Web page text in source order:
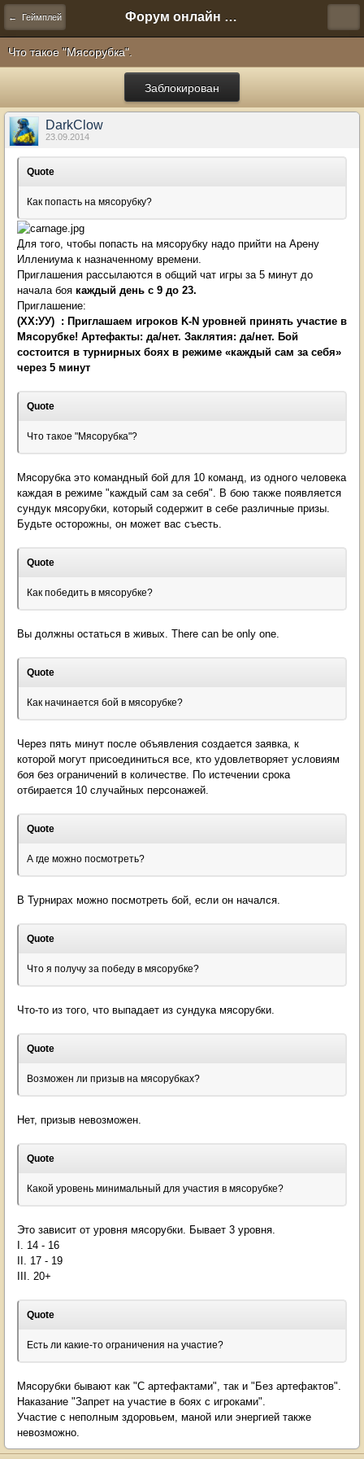
← Геймплей Форум онлайн игры "Новая Эра" (Нюра Биз)
Что такое "Мясорубка".
Заблокирован
DarkClow
23.09.2014
Quote
Как попасть на мясорубку?
Для того, чтобы попасть на мясорубку надо прийти на Арену
Иллениума к назначенному времени.
Приглашения рассылаются в общий чат игры за 5 минут до
начала боя каждый день с 9 до 23.
Приглашение:
(ХХ:УУ) : Приглашаем игроков K-N уровней принять участие в
Мясорубке! Артефакты: да/нет. Заклятия: да/нет. Бой
состоится в турнирных боях в режиме «каждый сам за себя»
через 5 минут
Quote
Что такое "Мясорубка"?
Мясорубка это командный бой для 10 команд, из одного человека
каждая в режиме "каждый сам за себя". В бою также появляется
сундук мясорубки, который содержит в себе различные призы.
Будьте осторожны, он может вас съесть.
Quote
Как победить в мясорубке?
Вы должны остаться в живых. There can be only one.
Quote
Как начинается бой в мясорубке?
Через пять минут после объявления создается заявка, к
которой могут присоединиться все, кто удовлетворяет условиям
боя без ограничений в количестве. По истечении срока
отбирается 10 случайных персонажей.
Quote
А где можно посмотреть?
В Турнирах можно посмотреть бой, если он начался.
Quote
Что я получу за победу в мясорубке?
Что-то из того, что выпадает из сундука мясорубки.
Quote
Возможен ли призыв на мясорубках?
Нет, призыв невозможен.
Quote
Какой уровень минимальный для участия в мясорубке?
Это зависит от уровня мясорубки. Бывает 3 уровня.
I. 14 - 16
II. 17 - 19
III. 20+
Quote
Есть ли какие-то ограничения на участие?
Мясорубки бывают как "С артефактами", так и "Без артефактов".
Наказание "Запрет на участие в боях с игроками".
Участие с неполным здоровьем, маной или энергией также
невозможно.